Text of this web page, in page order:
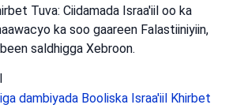
Tuva: Ciidamada Israa'iil oo ka
ka soo gaareen Falastiiniyiin,
saldhigga Xebroon.
dambiyada Booliska Israa'iil Khirbet